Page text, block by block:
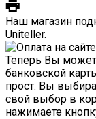
Наш магазин
Uniteller.
Теперь Вы
банковской
прост: Вы
свой выбор в
нажимаете